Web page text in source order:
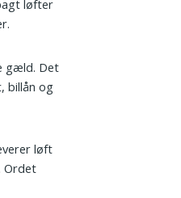
løfter
gæld. Det
billån og
løft
Ordet